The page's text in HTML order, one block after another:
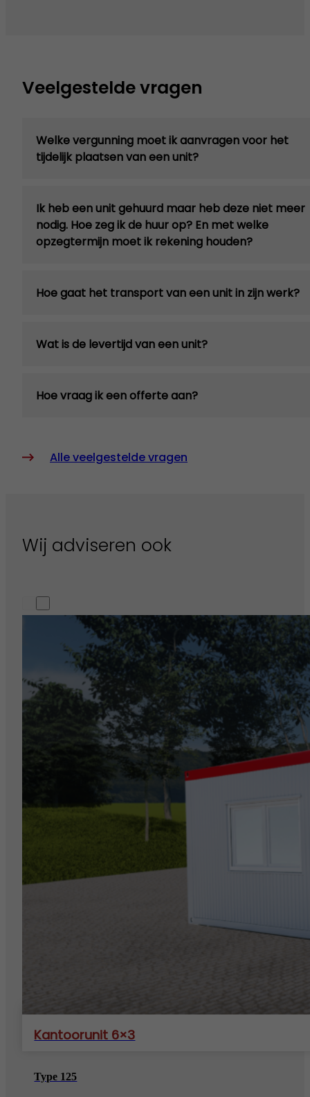
Veelgestelde vragen
Welke vergunning moet ik aanvragen voor het
tijdelijk plaatsen van een unit?
Ik heb een unit gehuurd maar heb deze niet meer
nodig. Hoe zeg ik de huur op? En met welke
opzegtermijn moet ik rekening houden?
Hoe gaat het transport van een unit in zijn werk?
Wat is de levertijd van een unit?
Hoe vraag ik een offerte aan?
Alle veelgestelde vragen
Wij adviseren ook
Kantoorunit 6×3
Type 125